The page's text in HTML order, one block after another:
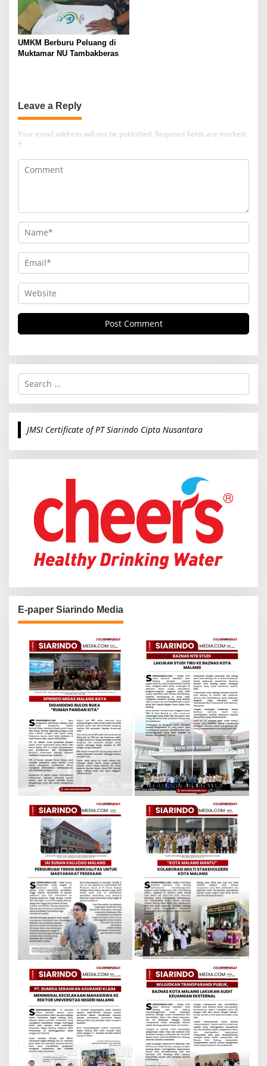
UMKM Berburu Peluang di
Muktamar NU Tambakberas
Leave a Reply
Your email address will not be published. Required fields are marked
*
S
r
c
o
JMSI Certificate of PT Siarindo Cipta Nusantara
E-paper Siarindo Media